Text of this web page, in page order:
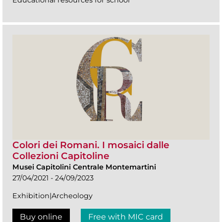
Colori dei Romani. I mosaici dalle
Collezioni Capitoline
Musei Capitolini Centrale Montemartini
27/04/2021 - 24/09/2023
Exhibition|Archeology
Buy online Free with MIC card